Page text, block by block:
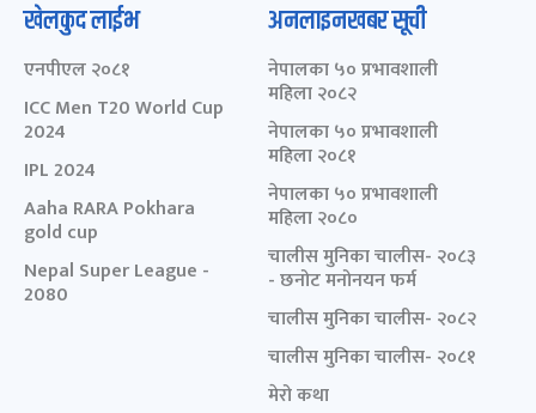
खेलकुद लाईभ
एनपीएल २०८१
ICC Men T20 World Cup
2024
IPL 2024
Aaha RARA Pokhara
gold cup
Nepal Super League -
2080
अनलाइनखबर सूची
नेपालका ५० प्रभावशाली
महिला २०८२
नेपालका ५० प्रभावशाली
महिला २०८१
नेपालका ५० प्रभावशाली
महिला २०८०
चालीस मुनिका चालीस- २०८३
- छनोट मनोनयन फर्म
चालीस मुनिका चालीस- २०८२
चालीस मुनिका चालीस- २०८१
मेरो कथा